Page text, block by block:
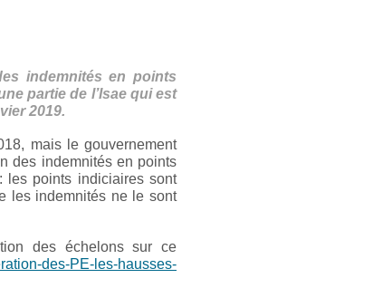
indemnités en points
partie de l’Isae qui est
2019.
mais le gouvernement
des indemnités en points
les points indiciaires sont
les indemnités ne le sont
des échelons sur ce
des-PE-les-hausses-